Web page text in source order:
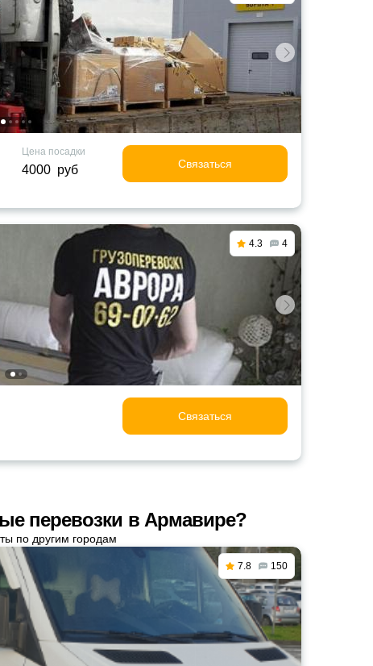
Цена посадки
4000 руб Связаться
4.3 4
Связаться
перевозки в Армавире?
по другим городам
7.8 150